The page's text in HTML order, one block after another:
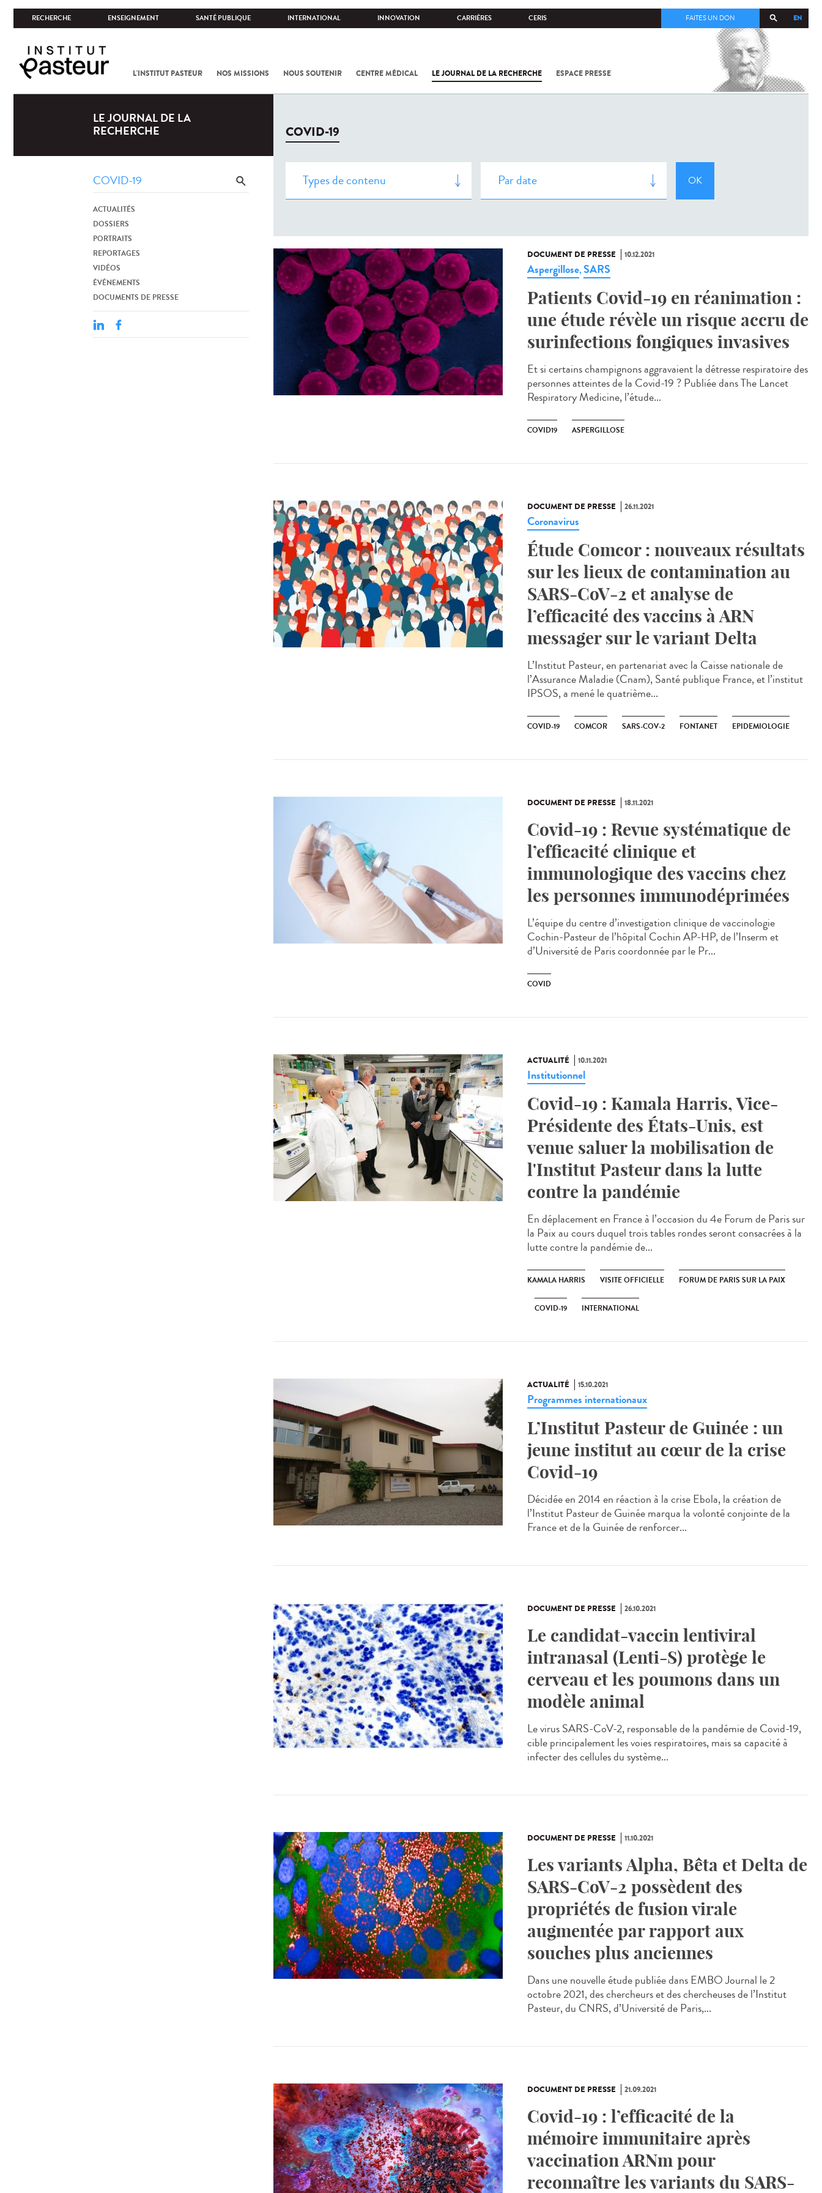
RECHERCHE ENSEIGNEMENT SANTÉ PUBLIQUE INTERNATIONAL INNOVATION CARRIÈRES CERIS EN
FAITES UN DON
L'INSTITUT PASTEUR NOS MISSIONS NOUS SOUTENIR CENTRE MÉDICAL LE JOURNAL DE LA RECHERCHE ESPACE PRESSE
COV-2 /
LE JOURNAL DE LA
RECHERCHE
ACTUALITÉS
DOSSIERS
PORTRAITS
REPORTAGES
VIDÉOS
ÉVÉNEMENTS
DOCUMENTS DE PRESSE
COVID-19
DOCUMENT DE PRESSE 10.12.2021
Aspergillose,SARS
Patients Covid-19 en réanimation :
une étude révèle un risque accru de
surinfections fongiques invasives
Et si certains champignons aggravaient la détresse respiratoire des
personnes atteintes de la Covid-19 ? Publiée dans The Lancet
Respiratory Medicine, l’étude...
COVID19 ASPERGILLOSE
DOCUMENT DE PRESSE 26.11.2021
Coronavirus
Étude Comcor : nouveaux résultats
sur les lieux de contamination au
SARS-CoV-2 et analyse de
l’efficacité des vaccins à ARN
messager sur le variant Delta
L’Institut Pasteur, en partenariat avec la Caisse nationale de
l’Assurance Maladie (Cnam), Santé publique France, et l’institut
IPSOS, a mené le quatrième...
COVID-19 COMCOR SARS-COV-2 FONTANET EPIDEMIOLOGIE
DOCUMENT DE PRESSE 18.11.2021
Covid-19 : Revue systématique de
l’efficacité clinique et
immunologique des vaccins chez
les personnes immunodéprimées
L’équipe du centre d’investigation clinique de vaccinologie
Cochin-Pasteur de l’hôpital Cochin AP-HP, de l’Inserm et
d’Université de Paris coordonnée par le Pr...
COVID
ACTUALITÉ 10.11.2021
Institutionnel
Covid-19 : Kamala Harris, Vice-
Présidente des États-Unis, est
venue saluer la mobilisation de
l'Institut Pasteur dans la lutte
contre la pandémie
En déplacement en France à l’occasion du 4e Forum de Paris sur
la Paix au cours duquel trois tables rondes seront consacrées à la
lutte contre la pandémie de...
KAMALA HARRIS VISITE OFFICIELLE FORUM DE PARIS SUR LA PAIX
COVID-19 INTERNATIONAL
ACTUALITÉ 15.10.2021
Programmes internationaux
L’Institut Pasteur de Guinée : un
jeune institut au cœur de la crise
Covid-19
Décidée en 2014 en réaction à la crise Ebola, la création de
l’Institut Pasteur de Guinée marqua la volonté conjointe de la
France et de la Guinée de renforcer...
DOCUMENT DE PRESSE 26.10.2021
Le candidat-vaccin lentiviral
intranasal (Lenti-S) protège le
cerveau et les poumons dans un
modèle animal
Le virus SARS-CoV-2, responsable de la pandémie de Covid-19,
cible principalement les voies respiratoires, mais sa capacité à
infecter des cellules du système...
DOCUMENT DE PRESSE 11.10.2021
Les variants Alpha, Bêta et Delta de
SARS-CoV-2 possèdent des
propriétés de fusion virale
augmentée par rapport aux
souches plus anciennes
Dans une nouvelle étude publiée dans EMBO Journal le 2
octobre 2021, des chercheurs et des chercheuses de l’Institut
Pasteur, du CNRS, d’Université de Paris,...
DOCUMENT DE PRESSE 21.09.2021
Covid-19 : l’efficacité de la
mémoire immunitaire après
vaccination ARNm pour
reconnaître les variants du SARS-